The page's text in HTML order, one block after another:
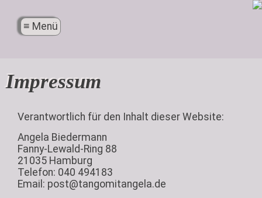
X Menü
≡ Menü
Impressum
Verantwortlich für den Inhalt dieser Website:
Angela Biedermann
Fanny-Lewald-Ring 88
21035 Hamburg
Telefon: 040 494183
Email: post@tangomitangela.de